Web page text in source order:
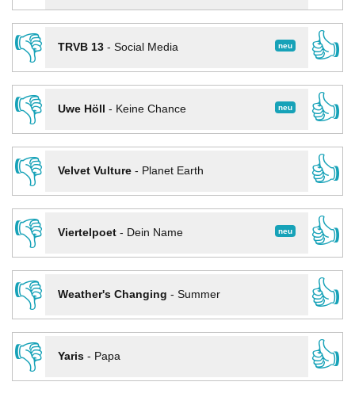
👎
neu
TRVB 13- Social Media
👍
👎
neu
Uwe Höll - Keine Chance
👍
👎
Velvet Vulture- Planet Earth
👍
👎
neu
Viertelpoet- Dein Name
👍
👎
Weather's Changing - Summer
👍
👎
Yaris- Papa 👍